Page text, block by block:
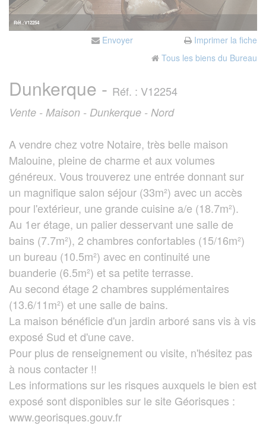
Réf.:V12254
Envoyer
Imprimer la fiche
Tous les biens du Bureau
Dunkerque - Réf. : V12254
Vente - Maison - Dunkerque - Nord
A vendre chez votre Notaire, très belle maison
Malouine, pleine de charme et aux volumes
généreux. Vous trouverez une entrée donnant sur
un magnifique salon séjour (33m²) avec un accès
pour l'extérieur, une grande cuisine a/e (18.7m²).
Au 1er étage, un palier desservant une salle de
bains (7.7m²), 2 chambres confortables (15/16m²)
un bureau (10.5m²) avec en continuité une
buanderie (6.5m²) et sa petite terrasse.
Au second étage 2 chambres supplémentaires
(13.6/11m²) et une salle de bains.
La maison bénéficie d'un jardin arboré sans vis à vis
exposé Sud et d'une cave.
Pour plus de renseignement ou visite, n'hésitez pas
à nous contacter !!
Les informations sur les risques auxquels le bien est
exposé sont disponibles sur le site Géorisques :
www.georisques.gouv.fr